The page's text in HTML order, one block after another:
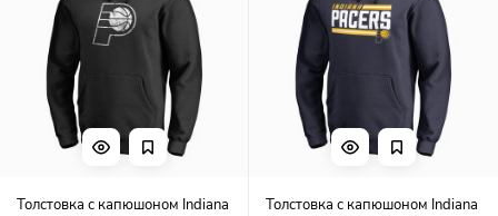
Толстовка с капюшоном Indiana
Толстовка с капюшоном Indiana